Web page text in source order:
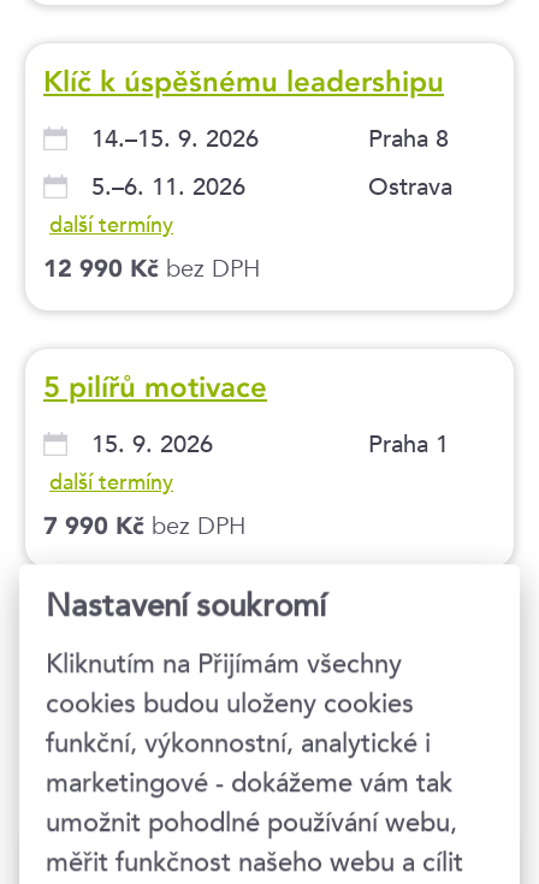
Klíč k úspěšnému leadershipu
14.–15. 9. 2026
Praha 8
5.–6. 11. 2026
Ostrava
další termíny
12 990 Kč bez DPH
5 pilířů motivace
15. 9. 2026 Praha 1
další termíny
7 990 Kč bez DPH
Talent Management
Nastavení soukromí
Kliknutím na Přijímám všechny
cookies budou uloženy cookies
funkční, výkonnostní, analytické i
marketingové - dokážeme vám tak
umožnit pohodlné používání webu,
měřit funkčnost našeho webu a cílit